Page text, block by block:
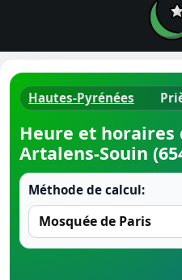
Hautes-Pyrénées
Heure et horaires
Artalens-Souin
Méthode de calcul: